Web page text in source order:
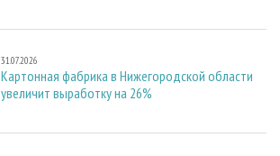
31.07.2026
Картонная фабрика в Нижегородской области
увеличит выработку на 26%